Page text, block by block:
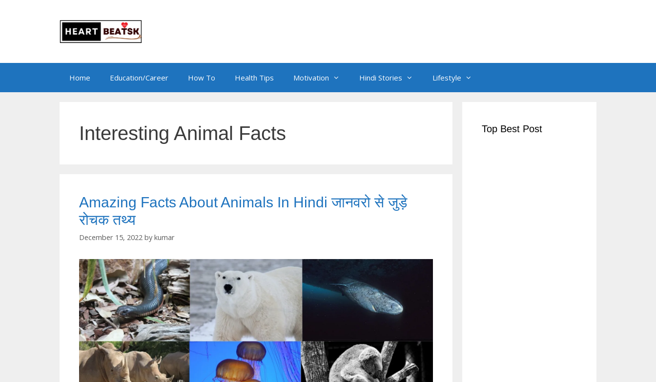
Home Education/Career How To Health Tips Motivation Hindi Stories Lifestyle
Interesting Animal Facts
Amazing Facts About Animals In Hindi जानवरो से जुड़े
रोचक तथ्य
December 15, 2022 by kumar
Top Best Post